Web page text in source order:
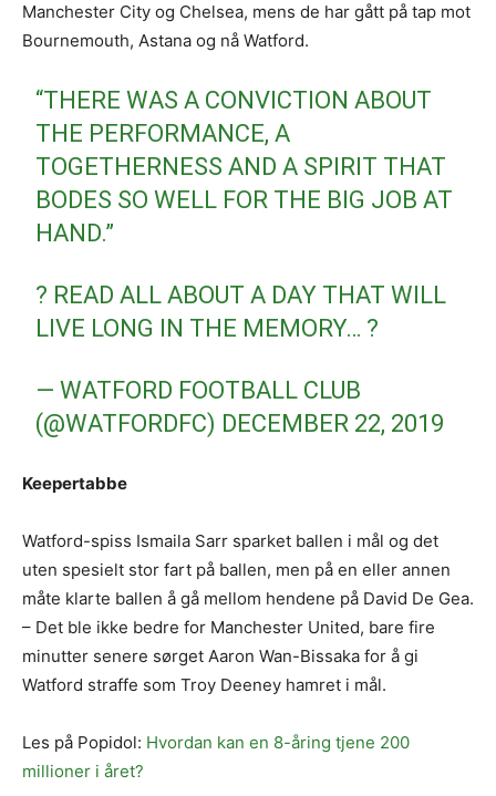
Manchester City og Chelsea, mens de har gått på tap mot
Bournemouth, Astana og nå Watford.
“THERE WAS A CONVICTION ABOUT
THE PERFORMANCE, A
TOGETHERNESS AND A SPIRIT THAT
BODES SO WELL FOR THE BIG JOB AT
HAND.”
? READ ALL ABOUT A DAY THAT WILL
LIVE LONG IN THE MEMORY… ?
— WATFORD FOOTBALL CLUB
(@WATFORDFC) DECEMBER 22, 2019
Keepertabbe
Watford-spiss Ismaila Sarr sparket ballen i mål og det
uten spesielt stor fart på ballen, men på en eller annen
måte klarte ballen å gå mellom hendene på David De Gea.
– Det ble ikke bedre for Manchester United, bare fire
minutter senere sørget Aaron Wan-Bissaka for å gi
Watford straffe som Troy Deeney hamret i mål.
Les på Popidol: Hvordan kan en 8-åring tjene 200
millioner i året?